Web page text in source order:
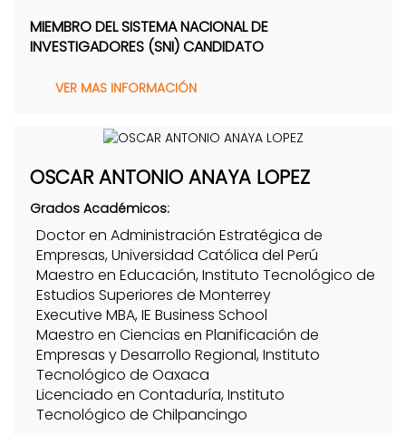
MIEMBRO DEL SISTEMA NACIONAL DE
INVESTIGADORES (SNI) CANDIDATO
VER MAS INFORMACIÓN
OSCAR ANTONIO ANAYA LOPEZ
Grados Académicos:
Doctor en Administración Estratégica de
Empresas, Universidad Católica del Perú
Maestro en Educación, Instituto Tecnológico de
Estudios Superiores de Monterrey
Executive MBA, IE Business School
Maestro en Ciencias en Planificación de
Empresas y Desarrollo Regional, Instituto
Tecnológico de Oaxaca
Licenciado en Contaduría, Instituto
Tecnológico de Chilpancingo